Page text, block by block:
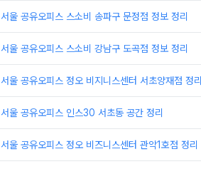
서울 공유오피스 스소비 송파구 문정점 정보 정리
서울 공유오피스 스소비 강남구 도곡점 정보 정리
서울 공유오피스 정오 비지니스센터 서초양재점 정리
서울 공유오피스 인스30 서초동 공간 정리
서울 공유오피스 정오 비즈니스센터 관악1호점 정리